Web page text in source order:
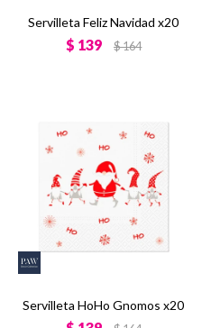
Servilleta Feliz Navidad x20
$ 139 $164
Servilleta HoHo Gnomos x20